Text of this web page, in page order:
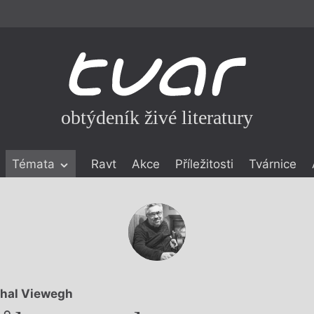
obtýdeník živé literatury
Témata Ravt Akce Příležitosti Tvárnice
Viewegh